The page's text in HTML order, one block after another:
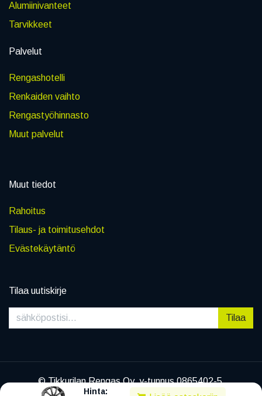
Hinta:
Alumiinivanteet
Tarvikkeet
Palvelut
Rengashotelli
Renkaiden vaihto
Rengastyöhinnasto
Muut palvelut
Muut tiedot
Rahoitus
Tilaus- ja toimitusehdot
Evästekäytäntö
Tilaa uutiskirje
Tilaa
© Tikkurilan Rengas Oy, y-tunnus 0865402-5